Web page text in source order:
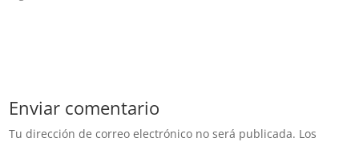
dieron a conocer las
Enviar comentario
Tu dirección de correo electrónico no será publicada. Los